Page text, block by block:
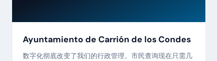
Ayuntamiento de Carrión de los Condes
数字化彻底改变了我们的行政管理。市民查询现在只需几